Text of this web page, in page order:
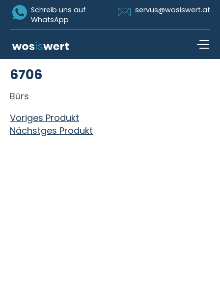
Icon Whatsapp
Schreib uns auf
WhatsApp
Icon Email
servus@wosiswert.at
6706
Bürs
Beitragsnavigation
Voriges Produkt
Nächstges Produkt